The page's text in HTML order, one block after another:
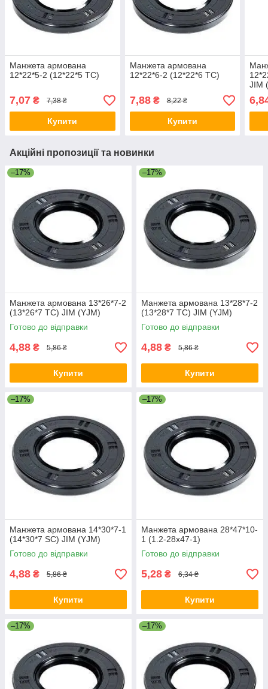
Манжета армована
12*22*5-2 (12*22*5 TC)
7,07 ₴ 7,38 ₴
Купити
Манжета армована
12*22*6-2 (12*22*6 TC)
7,88₴ 8,22 ₴
Купити
JIM
Акційні пропозиції та новинки
–17%
Манжета армована 13*26*7-2
(13*26*7 TC) JIM (YJM)
Готово до відправки
4,88 ₴ 5,86 ₴
Купити
–17%
Манжета армована 13*28*7-2
(13*28*7 TC) JIM (YJM)
Готово до відправки
4,88 ₴ 5,86 ₴
Купити
–17%
Манжета армована 14*30*7-1
(14*30*7 SC) JIM (YJM)
Готово до відправки
4,88 ₴ 5,86 ₴
Купити
–17%
Манжета армована 28*47*10-
1 (1.2-28х47-1)
Готово до відправки
5,28 ₴ 6,34 ₴
Купити
–17% –17%